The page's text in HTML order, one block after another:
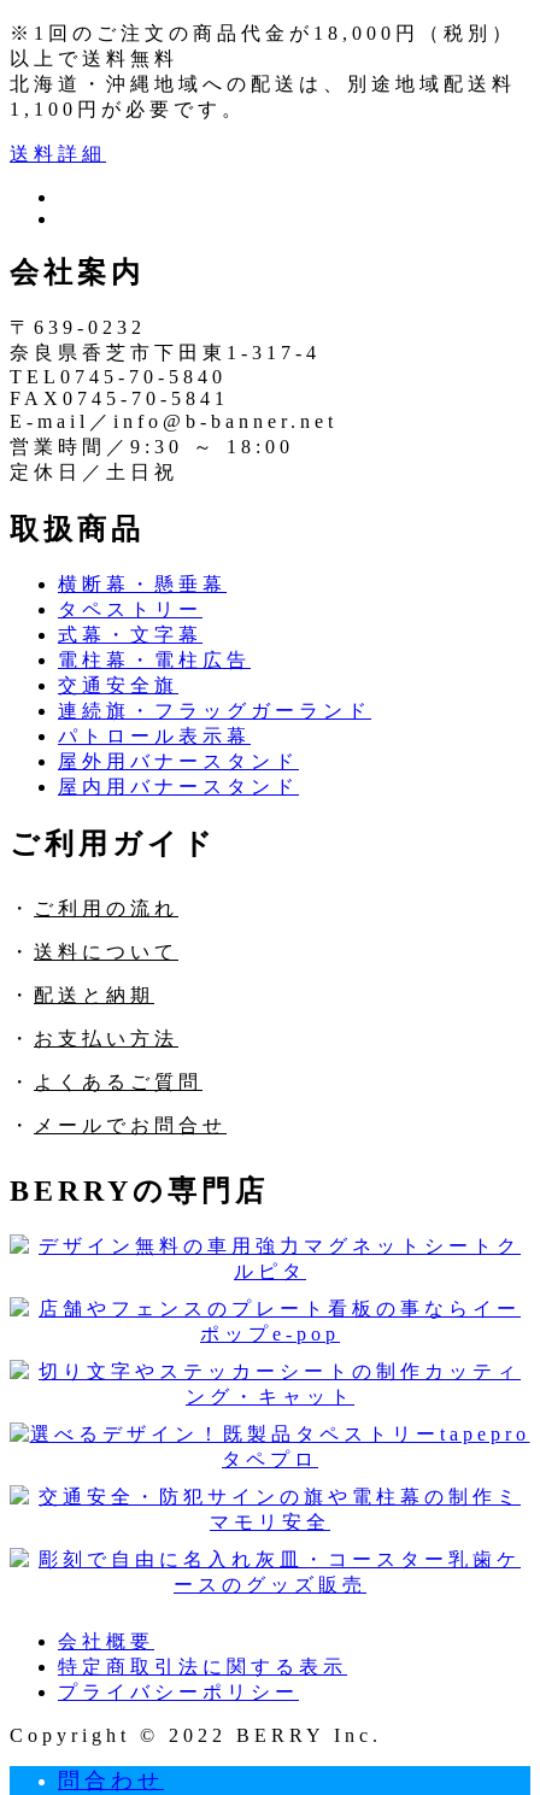
※1回のご注文の商品代金が18,000円（税別）
以上で送料無料
北海道・沖縄地域への配送は、別途地域配送料
1,100円が必要です。
送料詳細
タ
ス
会社案内
〒639-0232
奈良県香芝市下田東1-317-4
TEL0745-70-5840
FAX0745-70-5841
E-mail／info@b-banner.net
営業時間／9:30 ～ 18:00
定休日／土日祝
取扱商品
横断幕・懸垂幕
タペストリー
式幕・文字幕
電柱幕・電柱広告
交通安全旗
連続旗・フラッグガーランド
パトロール表示幕
屋外用バナースタンド
屋内用バナースタンド
ご利用ガイド
・ ご利用の流れ
・ 送料について
・ 配送と納期
・ お支払い方法
・ よくあるご質問
・ メールでお問合せ
BERRYの専門店
会社概要
特定商取引法に関する表示
プライバシーポリシー
Copyright © 2022 BERRY Inc.
問合わせ